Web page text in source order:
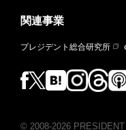
関連事業
プレジデント総合研究所
© 2008-2026 PRESIDENT